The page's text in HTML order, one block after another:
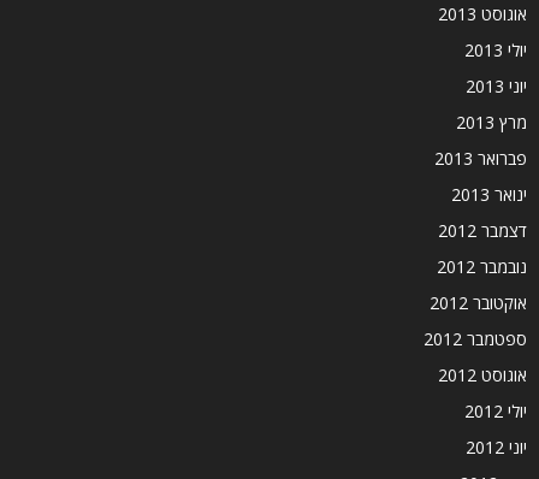
אוגוסט 2013
יולי 2013
יוני 2013
מרץ 2013
פברואר 2013
ינואר 2013
דצמבר 2012
נובמבר 2012
אוקטובר 2012
ספטמבר 2012
אוגוסט 2012
יולי 2012
יוני 2012